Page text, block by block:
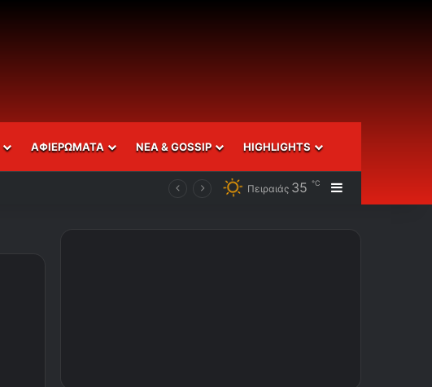
ΑΦΙΕΡΩΜΑΤΑ ΝΕΑ & GOSSIP HIGHLIGHTS
Πειραιάς 35 ℃ Sidebar